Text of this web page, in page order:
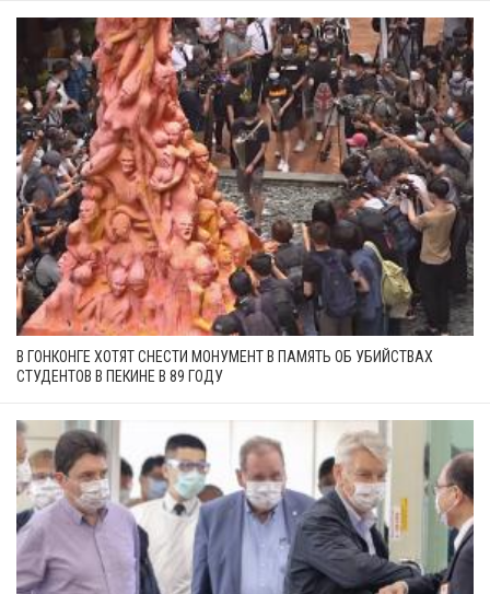
В ГОНКОНГЕ ХОТЯТ СНЕСТИ МОНУМЕНТ В ПАМЯТЬ ОБ УБИЙСТВАХ
СТУДЕНТОВ В ПЕКИНЕ В 89 ГОДУ